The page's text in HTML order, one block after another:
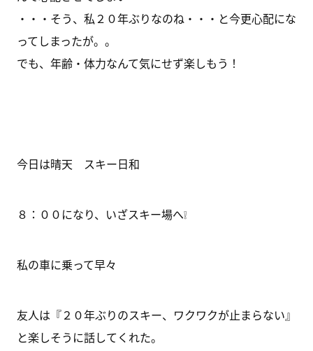
・・・そう、私２０年ぶりなのね・・・と今更心配にな
ってしまったが。。
でも、年齢・体力なんて気にせず楽しもう！
今日は晴天 スキー日和
８：００になり、いざスキー場へ❕
私の車に乗って早々
友人は『２０年ぶりのスキー、ワクワクが止まらない』
と楽しそうに話してくれた。